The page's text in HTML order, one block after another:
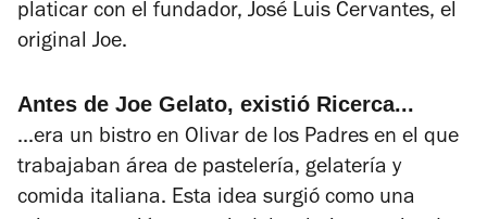
platicar con el fundador, José Luis Cervantes, el
original Joe.
Antes de Joe Gelato, existió Ricerca...
...era un bistro en Olivar de los Padres en el que
trabajaban área de pastelería, gelatería y
comida italiana. Esta idea surgió como una